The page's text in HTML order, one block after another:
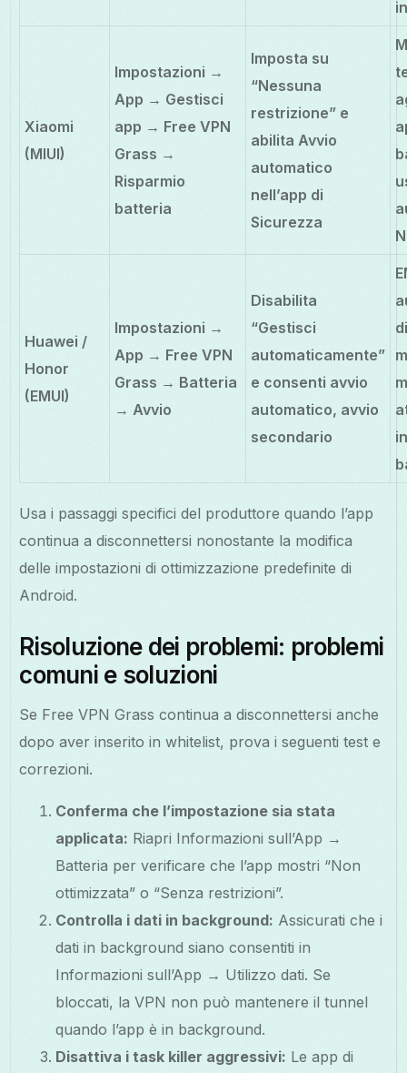
Xiaomi
(MIUI)
Impostazioni →
App → Gestisci
app → Free VPN
Grass →
Risparmio
batteria
Imposta su
“Nessuna
restrizione” e
abilita Avvio
automatico
nell’app di
Sicurezza
Huawei /
Honor
(EMUI)
Impostazioni →
App → Free VPN
Grass → Batteria
→ Avvio
Disabilita
“Gestisci
automaticamente”
e consenti avvio
automatico, avvio
secondario
Usa i passaggi specifici del produttore quando l’app
continua a disconnettersi nonostante la modifica
delle impostazioni di ottimizzazione predefinite di
Android.
Risoluzione dei problemi: problemi
comuni e soluzioni
Se Free VPN Grass continua a disconnettersi anche
dopo aver inserito in whitelist, prova i seguenti test e
correzioni.
Conferma che l’impostazione sia stata
applicata: Riapri Informazioni sull’App →
Batteria per verificare che l’app mostri “Non
ottimizzata” o “Senza restrizioni”.
Controlla i dati in background: Assicurati che i
dati in background siano consentiti in
Informazioni sull’App → Utilizzo dati. Se
bloccati, la VPN non può mantenere il tunnel
quando l’app è in background.
Disattiva i task killer aggressivi: Le app di